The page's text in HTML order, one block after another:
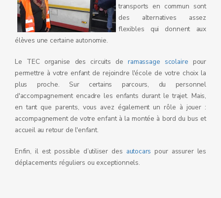
transports en commun sont
des alternatives assez
flexibles qui donnent aux
élèves une certaine autonomie.
Le TEC organise des circuits deramassage scolaire pour
permettre à votre enfant de rejoindre l'école de votre choix la
plus proche. Sur certains parcours, du personnel
d'accompagnement encadre les enfants durant le trajet. Mais,
en tant que parents, vous avez également un rôle à jouer :
accompagnement de votre enfant à la montée à bord du bus et
accueil au retour de l'enfant.
Enfin, il est possible d’utiliser des autocars pour assurer les
déplacements réguliers ou exceptionnels.